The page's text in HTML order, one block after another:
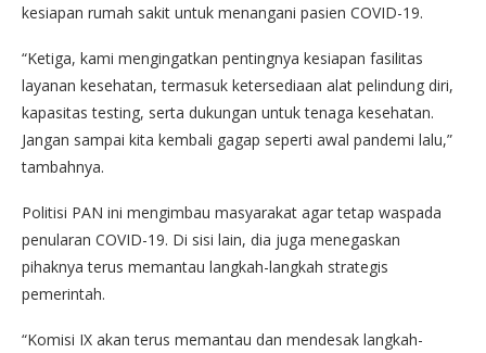
kesiapan rumah sakit untuk menangani pasien COVID-19.
“Ketiga, kami mengingatkan pentingnya kesiapan fasilitas
layanan kesehatan, termasuk ketersediaan alat pelindung diri,
kapasitas testing, serta dukungan untuk tenaga kesehatan.
Jangan sampai kita kembali gagap seperti awal pandemi lalu,”
tambahnya.
Politisi PAN ini mengimbau masyarakat agar tetap waspada
penularan COVID-19. Di sisi lain, dia juga menegaskan
pihaknya terus memantau langkah-langkah strategis
pemerintah.
“Komisi IX akan terus memantau dan mendesak langkah-